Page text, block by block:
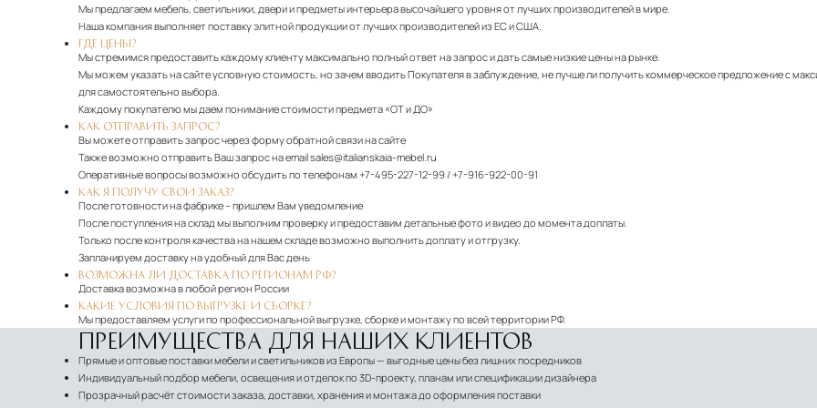
Мы предлагаем мебель, светильники, двери и предметы интерьера высочайшего уровня от лучших производителей в мире.
Наша компания выполняет поставку элитной продукции от лучших производителей из ЕС и США.
ГДЕ ЦЕНЫ?
Мы стремимся предоставить каждому клиенту максимально полный ответ на запрос и дать самые низкие цены на рынке.
Мы можем указать на сайте условную стоимость, но зачем вводить Покупателя в заблуждение, не лучше ли получить коммерческое предложение с
для самостоятельно выбора.
Каждому покупателю мы даем понимание стоимости предмета «ОТ и ДО»
КАК ОТПРАВИТЬ ЗАПРОС?
Вы можете отправить запрос через форму обратной связи на сайте
Также возможно отправить Ваш запрос на emailsales@italianskaia-mebel.ru
Оперативные вопросы возможно обсудить по телефонам+7-495-227-12-99/+7-916-922-00-91
КАК Я ПОЛУЧУ СВОЙ ЗАКАЗ?
После готовности на фабрике – пришлем Вам уведомление
После поступления на склад мы выполним проверку и предоставим детальные фото и видео до момента доплаты.
Только после контроля качества на нашем складе возможно выполнить доплату и отгрузку.
Запланируем доставку на удобный для Вас день
ВОЗМОЖНА ЛИ ДОСТАВКА ПО РЕГИОНАМ РФ?
Доставка возможна в любой регион России
КАКИЕ УСЛОВИЯ ПО ВЫГРУЗКЕ И СБОРКЕ?
Мы предоставляем услуги по профессиональной выгрузке, сборке и монтажу по всей территории РФ.
ПРЕИМУЩЕСТВА ДЛЯ НАШИХ КЛИЕНТОВ
Прямые и оптовые поставки мебели и светильников из Европы — выгодные цены без лишних посредников
Индивидуальный подбор мебели, освещения и отделок по 3D-проекту, планам или спецификации дизайнера
Прозрачный расчёт стоимости заказа, доставки, хранения и монтажа до оформления поставки